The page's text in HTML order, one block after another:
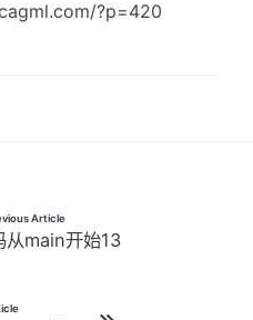
?p=420
Article
从main开始13